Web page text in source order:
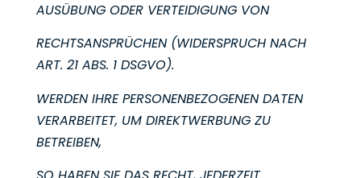
AUSÜBUNG ODER VERTEIDIGUNG VON
RECHTSANSPRÜCHEN (WIDERSPRUCH NACH
ART. 21 ABS. 1 DSGVO).
WERDEN IHRE PERSONENBEZOGENEN DATEN
VERARBEITET, UM DIREKTWERBUNG ZU
BETREIBEN,